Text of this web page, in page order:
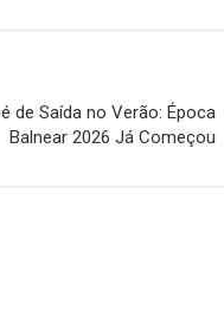
de Saída no Verão: Época
Balnear 2026 Já Começou